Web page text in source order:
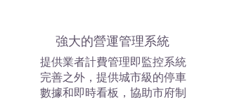
強大的營運管理系統
提供業者計費管理即監控系統
完善之外，提供城市級的停車
數據和即時看板，協助市府制